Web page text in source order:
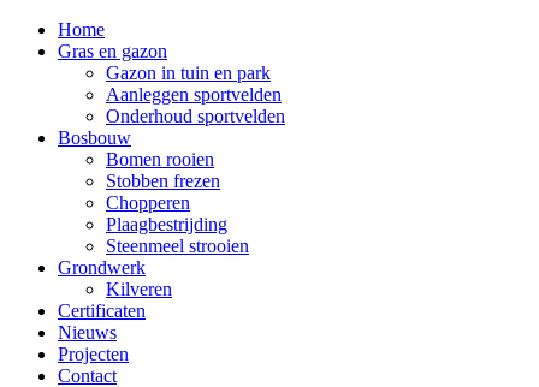
Home
Gras en gazon
Gazon in tuin en park
Aanleggen sportvelden
Onderhoud sportvelden
Bosbouw
Bomen rooien
Stobben frezen
Chopperen
Plaagbestrijding
Steenmeel strooien
Grondwerk
Kilveren
Certificaten
Nieuws
Projecten
Contact